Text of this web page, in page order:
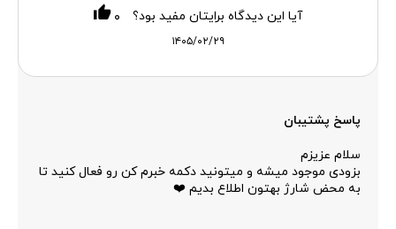
۱۴۰۵/۰۲/۲۹
آیا این دیدگاه برایتان مفید بود؟ ۰
پاسخ پشتیبان
سلام عزیزم
بزودی موجود میشه و میتونید دکمه خبرم کن رو فعال کنید تا
به محض شارژ بهتون اطلاع بدیم ❤️